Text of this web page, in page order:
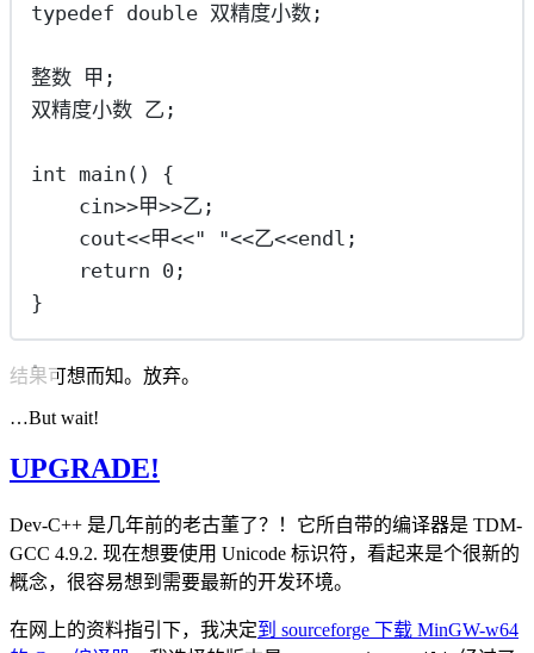
typedef double 双精度小数;
整数 甲;
双精度小数 乙;
int main () {
cin>>甲>>乙;
cout<<甲<<" "<<乙<<endl;
return 0 ;
}
结果可想而知。放弃。
…But wait!
UPGRADE!
Dev-C++ 是几年前的老古董了？！它所自带的编译器是 TDM-
GCC 4.9.2. 现在想要使用 Unicode 标识符，看起来是个很新的
概念，很容易想到需要最新的开发环境。
在网上的资料指引下，我决定到 sourceforge 下载 MinGW-w64